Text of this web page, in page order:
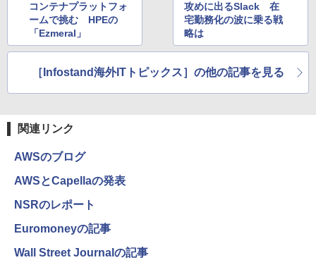
コンテナプラットフォ
ームで挑む HPEの
「Ezmeral」
攻めに出るSlack 在
宅勤務化の波に乗る戦
略は
［Infostand海外ITトピックス］の他の記事を見る
関連リンク
AWSのブログ
AWSとCapellaの発表
NSRのレポート
Euromoneyの記事
Wall Street Journalの記事